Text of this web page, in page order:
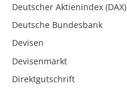
Deutscher Aktienindex (DAX)
Deutsche Bundesbank
Devisen
Devisenmarkt
Direktgutschrift